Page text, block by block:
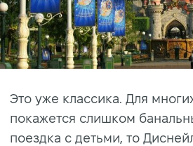
Это уже классика. Для
покажется слишком
поездка с детьми, то